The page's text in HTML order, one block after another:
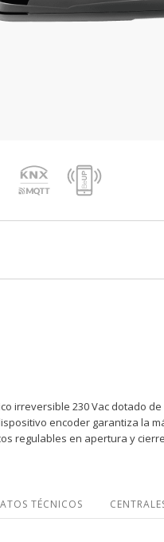
irreversible 230 Vac dotado
encoder garantiza la
regulables en apertura y
TÉCNICOS